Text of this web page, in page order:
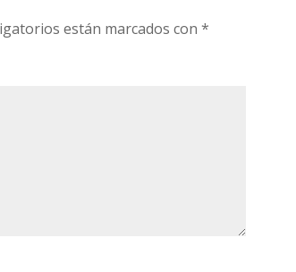
están marcados con*